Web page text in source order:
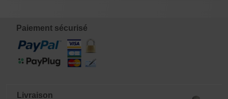
Paiement sécurisé
Livraison